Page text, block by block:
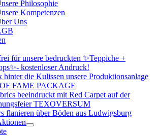
Philosophie
Kompetenzen
Uns
für unsere bedruckten ✨Teppiche +
kostenloser Andruck!
hinter die Kulissen unsere Produktionsanlage
FAME PACKAGE
beeindruckt mit Red Carpet auf der
TEXOVERSUM
flanieren über Böden aus Ludwigsburg